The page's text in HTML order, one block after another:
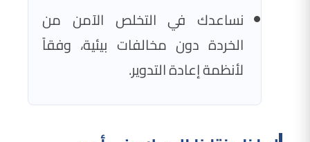
نساعدك في التخلص الآمن من
الخردة دون مخالفات بيئية، وفقاً
لأنظمة إعادة التدوير.